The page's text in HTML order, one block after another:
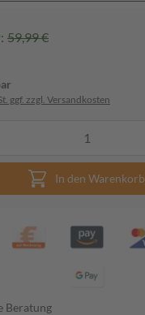
59,99 €
ggf. zzgl. Versandkosten
In den Warenkorb
Beratung